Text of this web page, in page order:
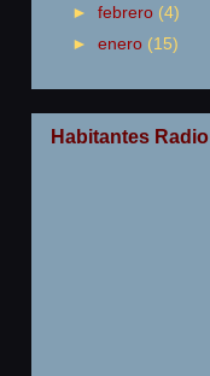
► febrero (4)
► enero (15)
Habitantes Radio